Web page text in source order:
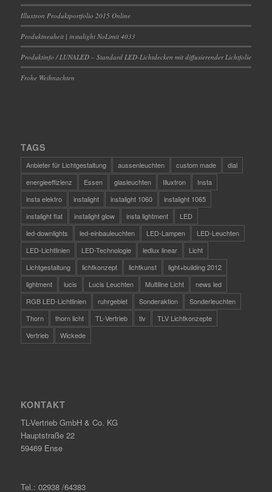
Illuxtron Produktportfolio 2015 Online
Produktneuheit | instalight NoLimit 4033
Produktinfo / LUNALED – Standard LED-Lichtdecken mit diffusierender Lichtfolie
Frohe Weihnachten
TAGS
Anbieter für Lichtgestaltung aussenleuchten custom made
dial
energieeffizienz
Essen glasleuchten Illuxtron
Insta
insta elektro
instalight instalight 1060
instalight 1065
instalight flat
instalight glow insta lightment
LED
led-downlights
led-einbauleuchten LED-Lampen
LED-Leuchten
LED-Lichtlinien
LED-Technologie ledlux linear
Licht
Lichtgestaltung
lichtkonzept lichtkunst
light+building 2012
lightment
lucis Lucis Leuchten Multiline Licht
news led
RGB LED-Lichtlinien
ruhrgebiet Sonderaktion
Sonderleuchten
Thorn
thorn licht TL-Vertrieb tlv
TLV Lichtkonzepte
Vertrieb
Wickede
KONTAKT
TL-Vertrieb GmbH & Co. KG
Hauptstraße 22
59469 Ense
Tel.: 02938 /64383